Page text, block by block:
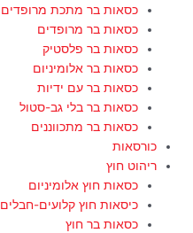
כסאות בר מתכת מרופדים
כסאות בר מרופדים
כסאות בר פלסטיק
כסאות בר אלומיניום
כסאות בר עם ידיות
כסאות בר בלי גב-סטול
כסאות בר מתכווננים
כורסאות
ריהוט חוץ
כסאות חוץ אלומיניום
כיסאות חוץ קלועים-חבלים
כסאות בר חוץ